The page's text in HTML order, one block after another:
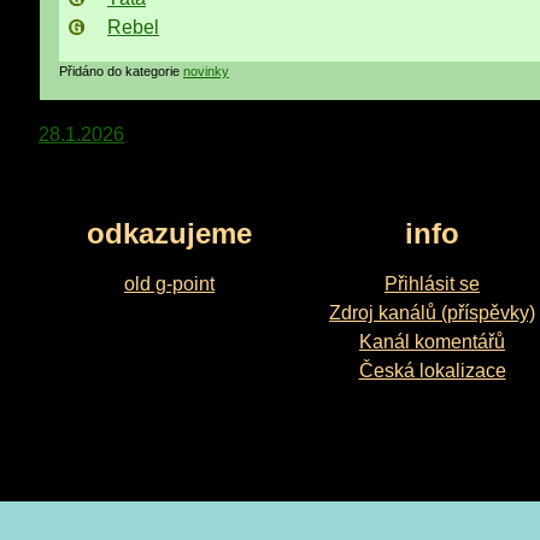
Rebel
Přidáno do kategorie novinky
Navigace
příspěvek
28.1.2026
odkazujeme
old g-point
info
Přihlásit se
Zdroj kanálů (příspěvky)
Kanál komentářů
Česká lokalizace